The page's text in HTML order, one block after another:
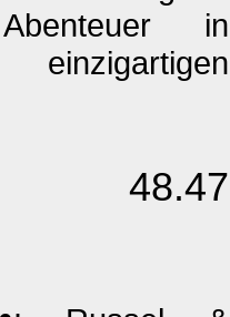
in